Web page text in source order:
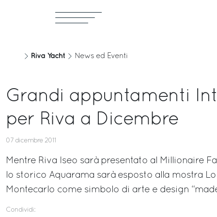
Riva Yacht News ed Eventi
Grandi appuntamenti
per Riva a Dicembre
07 dicembre 2011
Mentre Riva Iseo sarà presentato al Millionaire
lo storico Aquarama sarà esposto alla mostra
Montecarlo come simbolo di arte e design
Condividi: